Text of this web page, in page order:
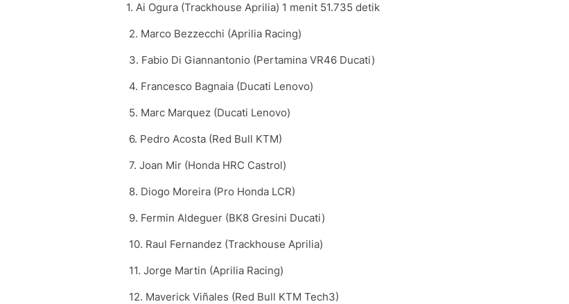
1. Ai Ogura (Trackhouse Aprilia) 1 menit 51.735 detik
2. Marco Bezzecchi (Aprilia Racing)
3. Fabio Di Giannantonio (Pertamina VR46 Ducati)
4. Francesco Bagnaia (Ducati Lenovo)
5. Marc Marquez (Ducati Lenovo)
6. Pedro Acosta (Red Bull KTM)
7. Joan Mir (Honda HRC Castrol)
8. Diogo Moreira (Pro Honda LCR)
9. Fermin Aldeguer (BK8 Gresini Ducati)
10. Raul Fernandez (Trackhouse Aprilia)
11. Jorge Martin (Aprilia Racing)
12. Maverick Viñales (Red Bull KTM Tech3)